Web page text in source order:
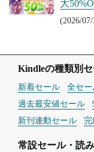
大
(2026/
Kindleの種類別
新着セール 全セー
過去最安値セール
新刊連動セール
常設セール・読